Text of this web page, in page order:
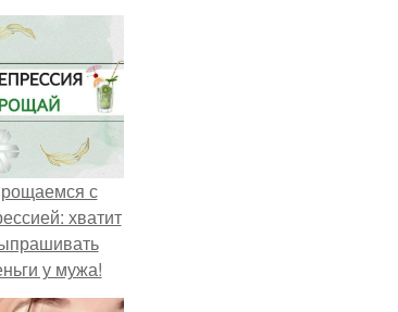
с
хватит
у мужа!